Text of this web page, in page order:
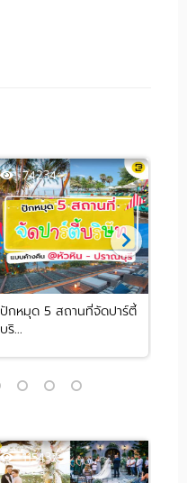
74234
ปักหมุด 5 สถานที่จัดปาร์ตี้
บริ...
115437